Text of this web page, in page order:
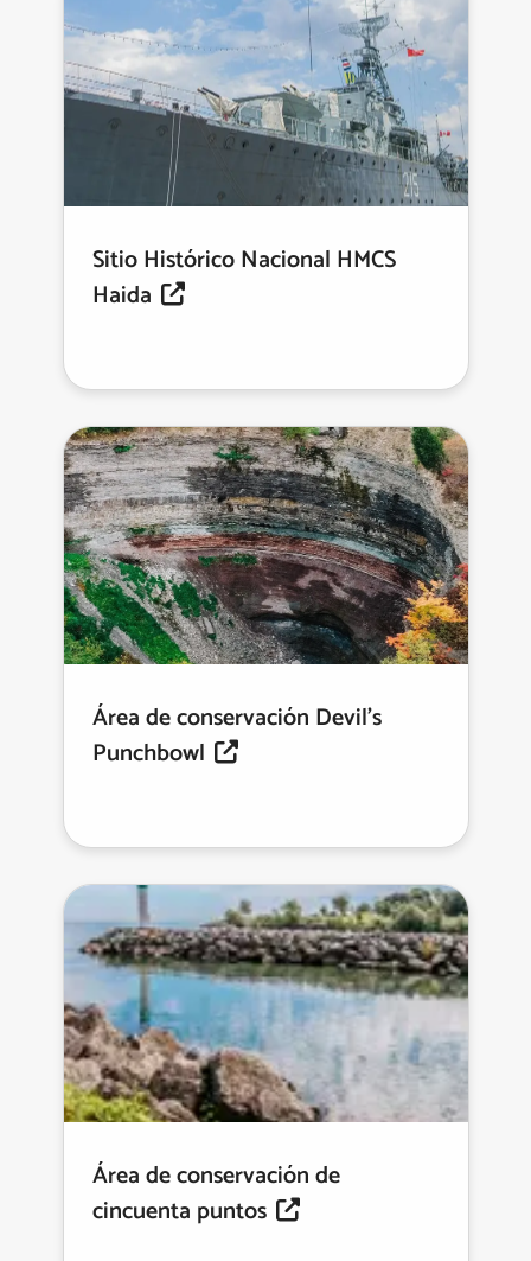
Sitio Histórico Nacional HMCS
Haida
Área de conservación Devil's
Punchbowl
Área de conservación de
cincuenta puntos